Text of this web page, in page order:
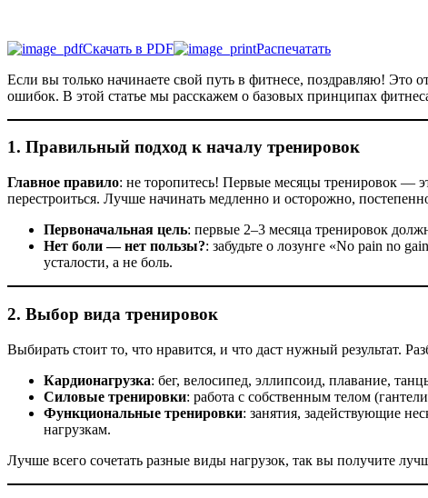
Скачать в PDF
Распечатать
Если вы только начинаете свой путь в фитнесе, поздравляю! Это
ошибок. В этой статье мы расскажем о базовых принципах
1. Правильный подход к началу тренировок
Главное правило: не торопитесь! Первые месяцы тренировок —
перестроиться. Лучше начинать медленно и осторожно,
Первоначальная цель: первые 2–3 месяца тренировок
Нет боли — нет пользы?: забудьте о лозунге «No pain no
усталости, а не боль.
2. Выбор вида тренировок
Выбирать стоит то, что нравится, и что даст нужный результат.
Кардионагрузка: бег, велосипед, эллипсоид, плавание,
Силовые тренировки: работа с собственным телом
Функциональные тренировки: занятия, задействующие
нагрузкам.
Лучше всего сочетать разные виды нагрузок, так вы получите